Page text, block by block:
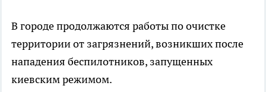
В городе продолжаются работы по очистке
территории от загрязнений, возникших после
нападения беспилотников, запущенных
киевским режимом.